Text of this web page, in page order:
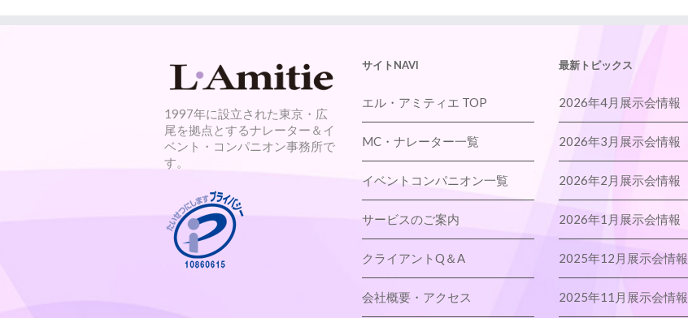
1997年に設立された東京・広
尾を拠点とするナレーター＆イ
ベント・コンパニオン事務所で
す。
サイトNAVI
エル・アミティエ TOP
MC・ナレーター一覧
イベントコンパニオン一覧
サービスのご案内
クライアントQ＆A
会社概要・アクセス
最新トピックス
2026年4月展示会情報
2026年3月展示会情報
2026年2月展示会情報
2026年1月展示会情報
2025年12月展示会情報
2025年11月展示会情報